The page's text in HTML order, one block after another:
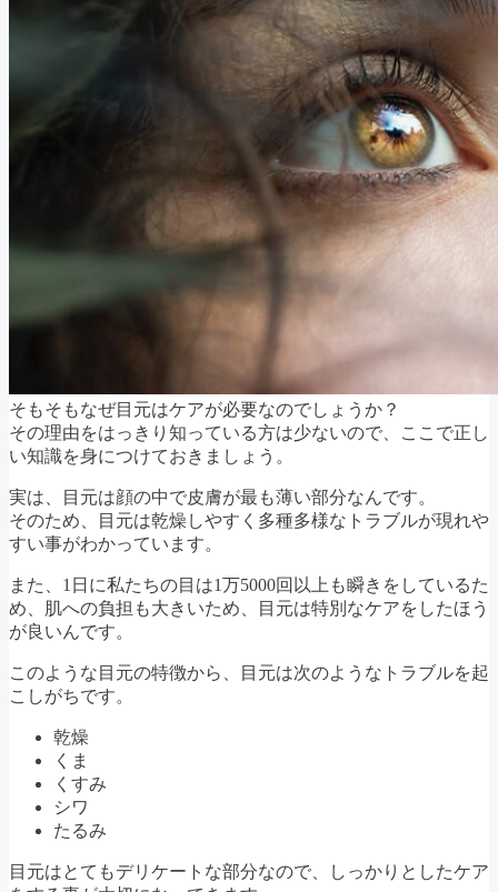
そもそもなぜ目元はケアが必要なのでしょうか？
その理由をはっきり知っている方は少ないので、ここで正し
い知識を身につけておきましょう。
実は、目元は顔の中で皮膚が最も薄い部分なんです。
そのため、目元は乾燥しやすく多種多様なトラブルが現れや
すい事がわかっています。
また、1日に私たちの目は1万5000回以上も瞬きをしているた
め、肌への負担も大きいため、目元は特別なケアをしたほう
が良いんです。
このような目元の特徴から、目元は次のようなトラブルを起
こしがちです。
乾燥
くま
くすみ
シワ
たるみ
目元はとてもデリケートな部分なので、しっかりとしたケア